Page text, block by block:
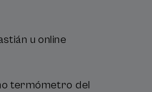
u online
termómetro del